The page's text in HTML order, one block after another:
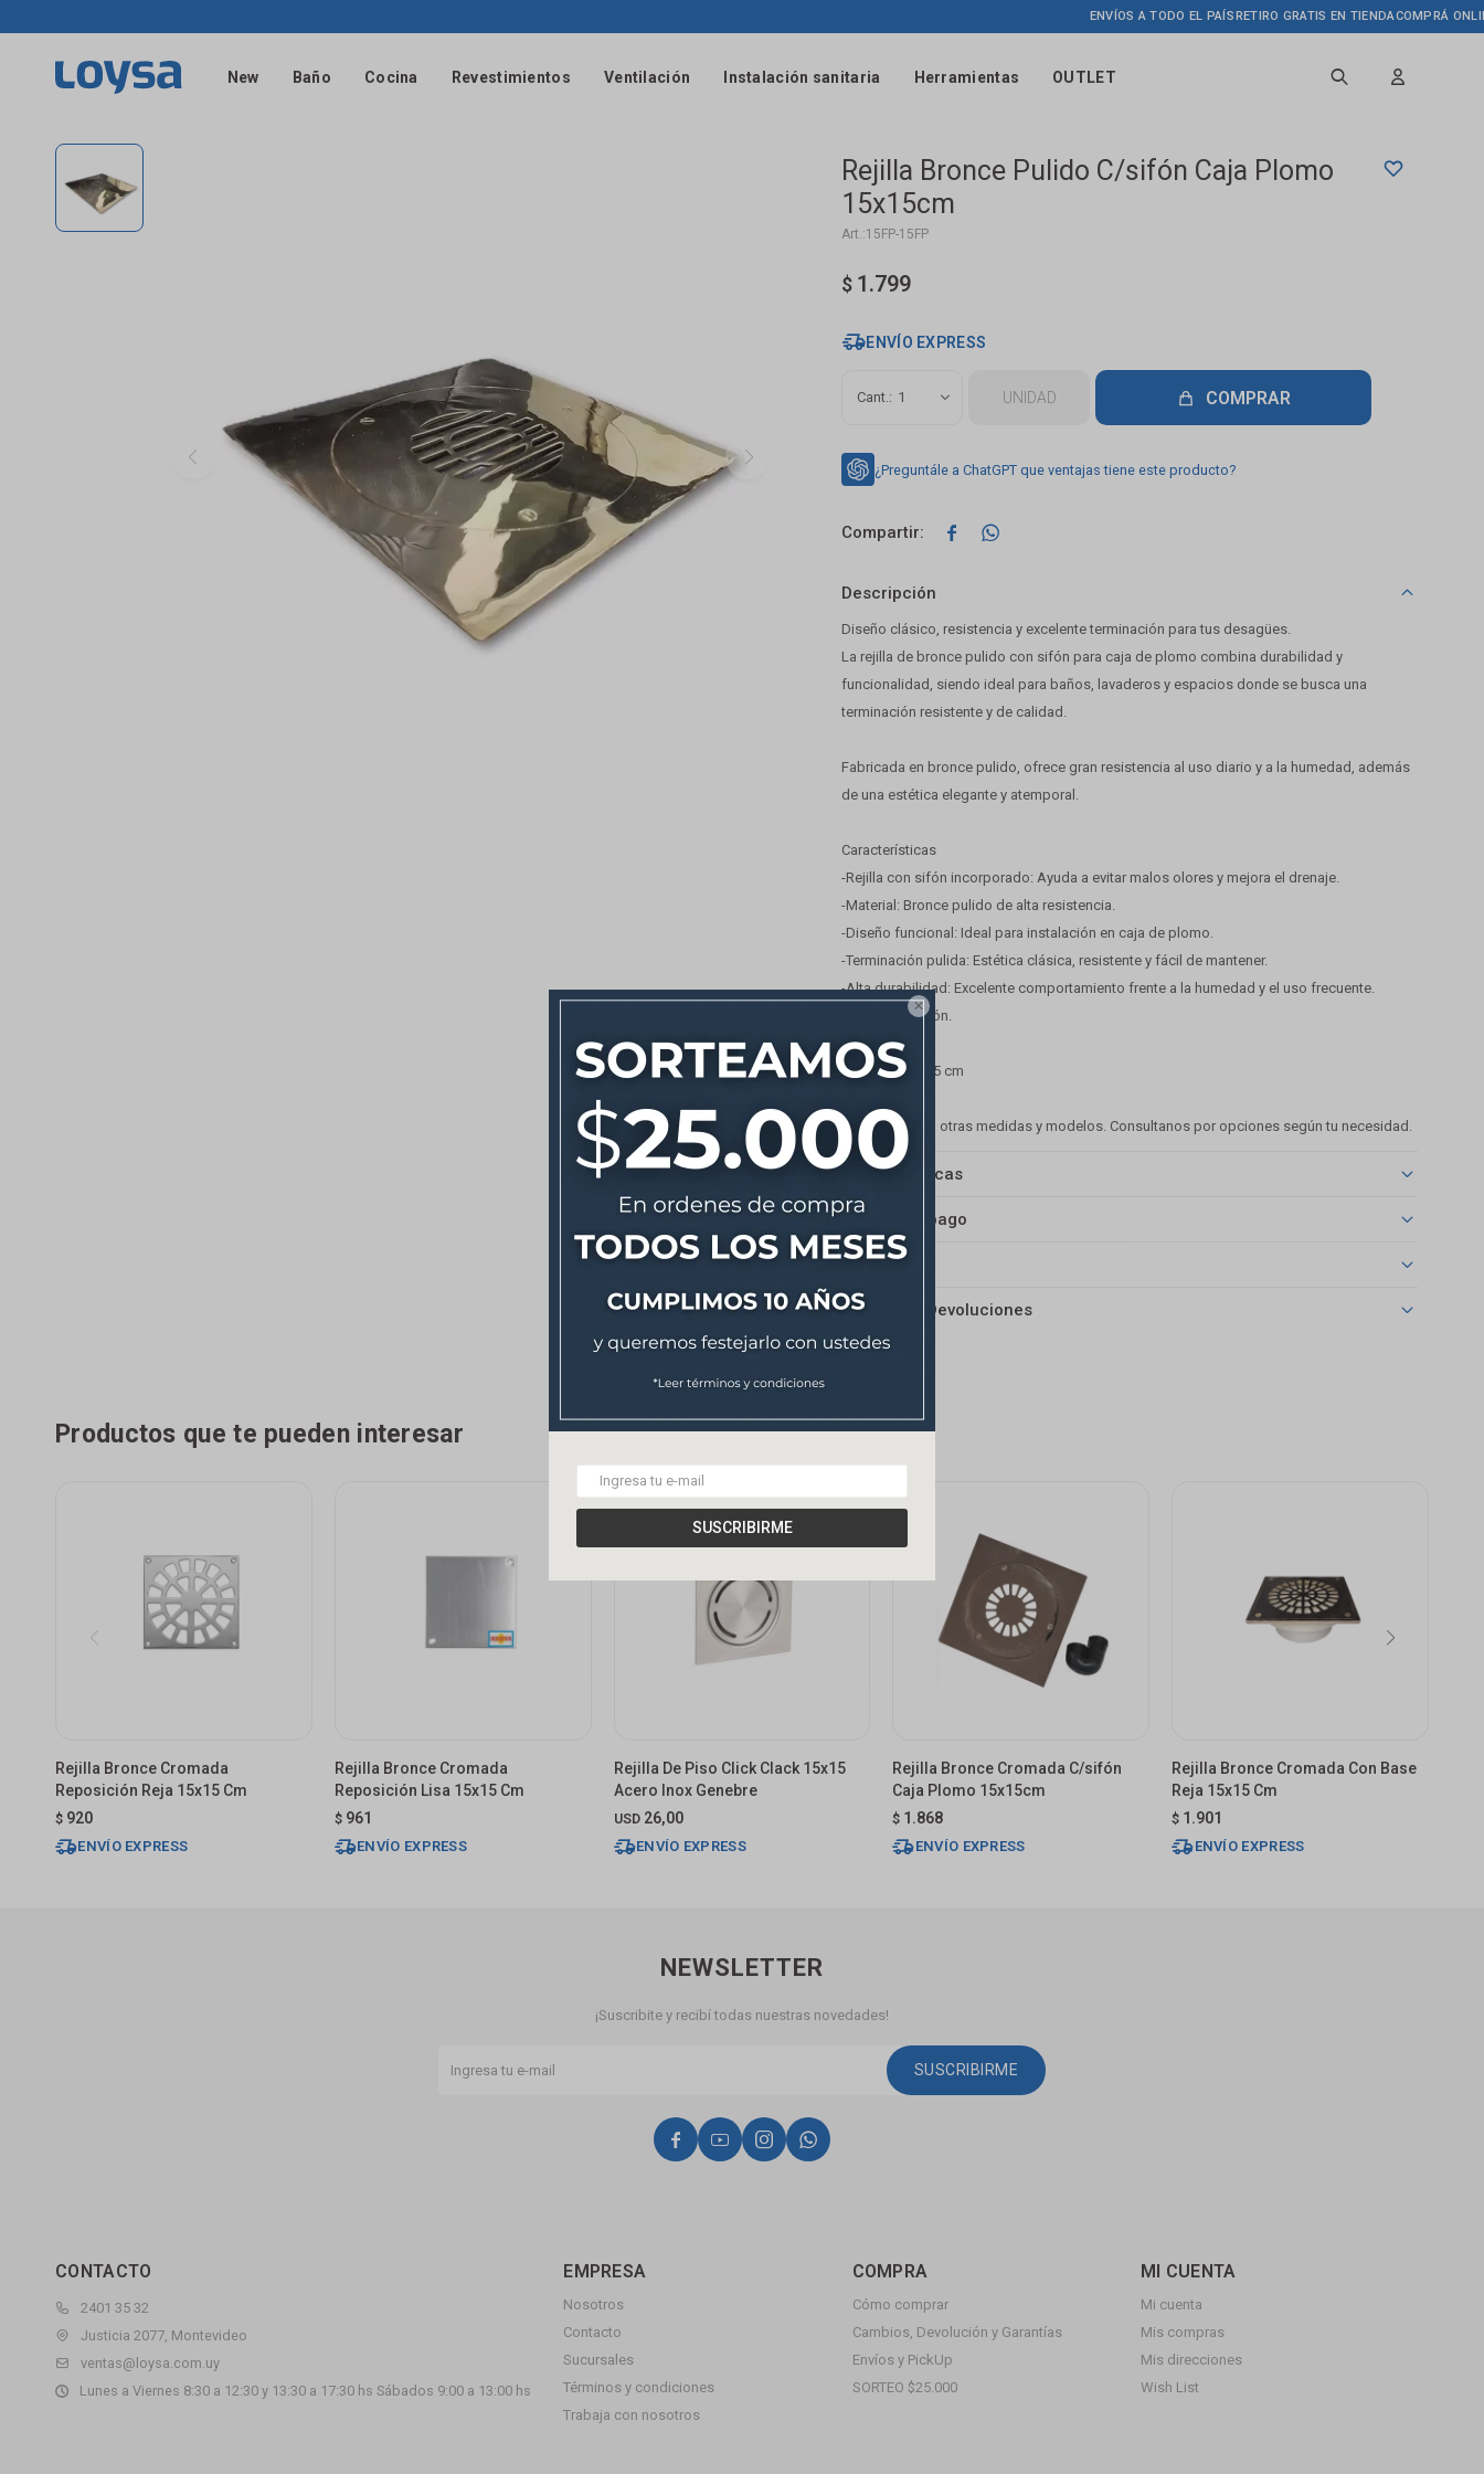

SUSCRIBIRME
New Baño Cocina Revestimientos Ventilación Instalación sanitaria Herramientas OUTLET
ENVÍOS A TODO EL PAÍSRETIRO GRATIS EN TIENDACOMPRÁ ONLINE
Rejilla Bronce Pulido C/sifón Caja Plomo
15x15cm
15FP-15FP
$ 1.799
ENVÍO EXPRESS
1 UNIDAD COMPRAR
¿Preguntále a ChatGPT que ventajas tiene este producto?
 
Descripción
Diseño clásico, resistencia y excelente terminación para tus desagües.
La rejilla de bronce pulido con sifón para caja de plomo combina durabilidad y
funcionalidad, siendo ideal para baños, lavaderos y espacios donde se busca una
terminación resistente y de calidad.
Fabricada en bronce pulido, ofrece gran resistencia al uso diario y a la humedad, además
de una estética elegante y atemporal.
Características
-Rejilla con sifón incorporado: Ayuda a evitar malos olores y mejora el drenaje.
-Material: Bronce pulido de alta resistencia.
-Diseño funcional: Ideal para instalación en caja de plomo.
-Terminación pulida: Estética clásica, resistente y fácil de mantener.
-Alta durabilidad: Excelente comportamiento frente a la humedad y el uso frecuente.
-Fácil instalación.
Medida: 15 x 15 cm
*Disponible en otras medidas y modelos. Consultanos por opciones según tu necesidad.
Características
Medios de pago
Envíos
Cambios y Devoluciones
Productos que te pueden interesar
Rejilla Bronce Cromada
Reposición Reja 15x15 Cm
$ 920
ENVÍO EXPRESS
Rejilla Bronce Cromada
Reposición Lisa 15x15 Cm
$ 961
ENVÍO EXPRESS
Rejilla De Piso Click Clack 15x15
Acero Inox Genebre
USD 26,00
ENVÍO EXPRESS
Rejilla Bronce Cromada C/sifón
Caja Plomo 15x15cm
$ 1.868
ENVÍO EXPRESS
Rejilla Bronce Cromada Con Base
Reja 15x15 Cm
$ 1.901
ENVÍO EXPRESS
CONTACTO
2401 35 32
Justicia 2077, Montevideo
ventas@loysa.com.uy
Lunes a Viernes 8:30 a 12:30 y 13:30 a 17:30 hs Sábados 9:00 a 13:00 hs
EMPRESA
Nosotros
Contacto
Sucursales
Términos y condiciones
Trabaja con nosotros
COMPRA
Cómo comprar
Cambios, Devolución y Garantías
Envíos y PickUp
SORTEO $25.000
MI CUENTA
Mi cuenta
Mis compras
Mis direcciones
Wish List
NEWSLETTER
¡Suscribite y recibí todas nuestras novedades!
SUSCRIBIRME
   